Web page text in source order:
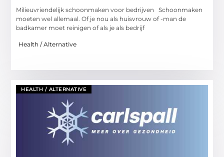
Milieuvriendelijk schoonmaken voor bedrijven Schoonmaken
moeten wel allemaal. Of je nou als huisvrouw of -man de
badkamer moet reinigen of als je als bedrijf
Health / Alternative
HEALTH / ALTERNATIVE